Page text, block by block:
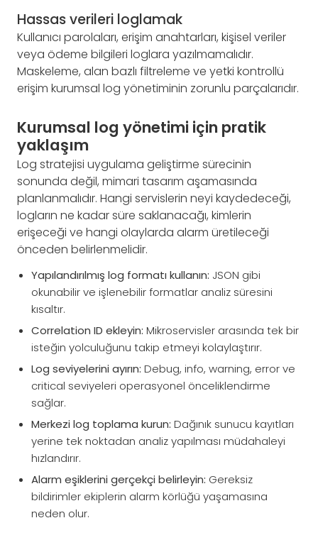
Hassas verileri loglamak
Kullanıcı parolaları, erişim anahtarları, kişisel veriler
veya ödeme bilgileri loglara yazılmamalıdır.
Maskeleme, alan bazlı filtreleme ve yetki kontrollü
erişim kurumsal log yönetiminin zorunlu parçalarıdır.
Kurumsal log yönetimi için pratik
yaklaşım
Log stratejisi uygulama geliştirme sürecinin
sonunda değil, mimari tasarım aşamasında
planlanmalıdır. Hangi servislerin neyi kaydedeceği,
logların ne kadar süre saklanacağı, kimlerin
erişeceği ve hangi olaylarda alarm üretileceği
önceden belirlenmelidir.
Yapılandırılmış log formatı kullanın: JSON gibi
okunabilir ve işlenebilir formatlar analiz süresini
kısaltır.
Correlation ID ekleyin: Mikroservisler arasında tek bir
isteğin yolculuğunu takip etmeyi kolaylaştırır.
Log seviyelerini ayırın: Debug, info, warning, error ve
critical seviyeleri operasyonel önceliklendirme
sağlar.
Merkezi log toplama kurun: Dağınık sunucu kayıtları
yerine tek noktadan analiz yapılması müdahaleyi
hızlandırır.
Alarm eşiklerini gerçekçi belirleyin: Gereksiz
bildirimler ekiplerin alarm körlüğü yaşamasına
neden olur.